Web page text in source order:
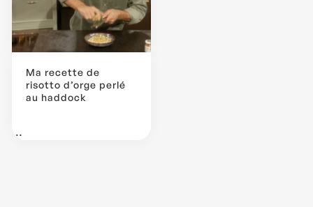
Ma recette de
risotto d’orge perlé
au haddock
...